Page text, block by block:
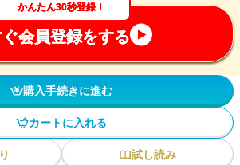
かんたん30秒登録！
会員登録をする
購入手続きに進む
カートに入れる
試し読み